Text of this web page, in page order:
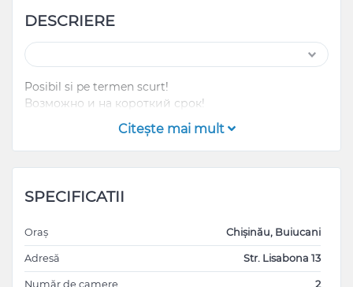
DESCRIERE
Posibil si pe termen scurt!
Возможно и на короткий срок!
Citeşte mai mult
SPECIFICATII
Oraș Chișinău, Buiucani
Adresă Str. Lisabona 13
Număr de camere 2